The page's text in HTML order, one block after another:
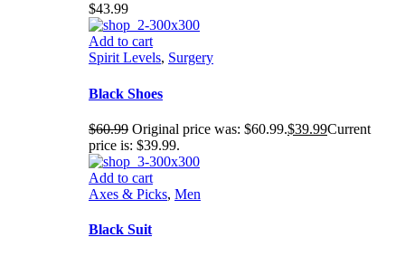
$43.99
Add to cart
Spirit Levels, Surgery
Black Shoes
$60.99 Original price was: $60.99.$39.99Current
price is: $39.99.
Add to cart
Axes & Picks, Men
Black Suit